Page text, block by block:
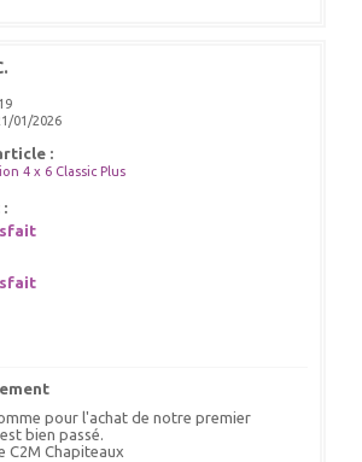
01/2026
:
4 x 6 Classic Plus
:
pour l'achat de notre premier
bien passé.
C2M Chapiteaux